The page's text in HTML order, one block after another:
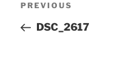
Previous
Post
PREVIOUS
DSC_2617